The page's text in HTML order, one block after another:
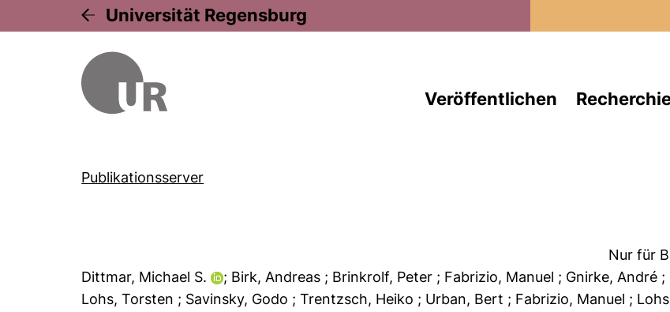
Universität Regensburg
Veröffentlichen
Publikationsserver
Nur für
Dittmar, Michael S.
; Birk, Andreas ; Brinkrolf, Peter ; Fabrizio, Manuel ; Gnirke, André ;
Lohs, Torsten ; Savinsky, Godo ; Trentzsch, Heiko ; Urban, Bert ; Fabrizio, Manuel ;